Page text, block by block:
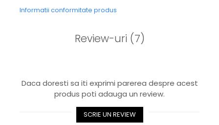
Informatii conformitate produs
Review-uri (7)
Daca doresti sa iti exprimi parerea despre acest
produs poti adauga un review.
SCRIE UN REVIEW